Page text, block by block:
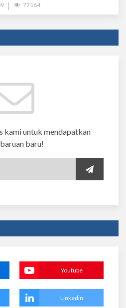
77164
kami untuk mendapatkan
baru!
Youtube
Linkedin